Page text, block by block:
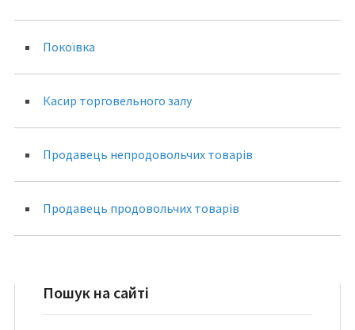
Покоївка
Касир торговельного залу
Продавець непродовольчих товарів
Продавець продовольчих товарів
Пошук на сайті